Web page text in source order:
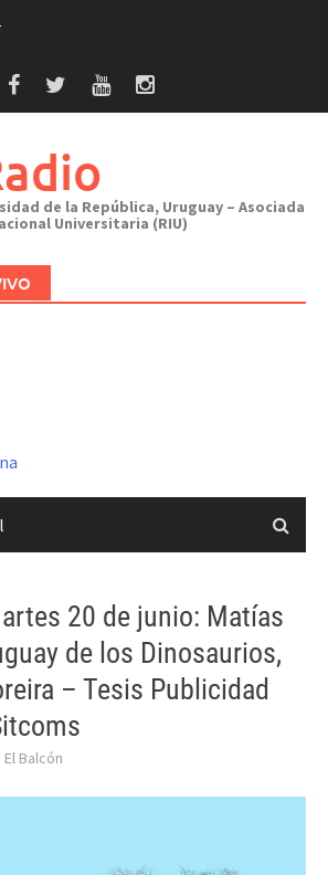
de la República, Uruguay – Asociada
Universitaria (RIU)
20 de junio: Matías
de los Dinosaurios,
– Tesis Publicidad
El Balcón